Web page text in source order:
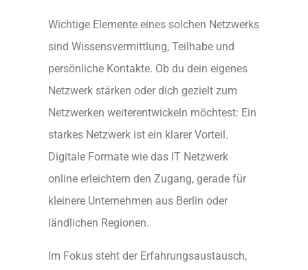
Wichtige Elemente eines solchen Netzwerks
sind Wissensvermittlung, Teilhabe und
persönliche Kontakte. Ob du dein eigenes
Netzwerk stärken oder dich gezielt zum
Netzwerken weiterentwickeln möchtest: Ein
starkes Netzwerk ist ein klarer Vorteil.
Digitale Formate wie das IT Netzwerk
online erleichtern den Zugang, gerade für
kleinere Unternehmen aus Berlin oder
ländlichen Regionen.
Im Fokus steht der Erfahrungsaustausch,